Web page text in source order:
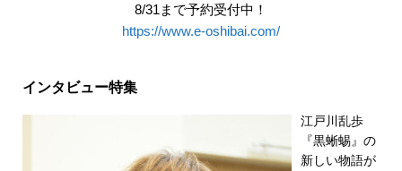
8/31まで予約受付中！
https://www.e-oshibai.com/
インタビュー特集
江戸川乱歩
『黒蜥蜴』の
新しい物語が